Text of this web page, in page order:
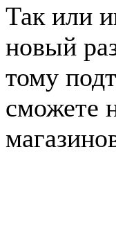
Так или
новый
тому
сможете